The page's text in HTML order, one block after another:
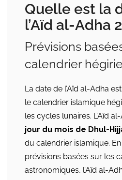
Quelle est la
l’Aïd al-Adha
Prévisions
calendrier
La date de l’Aïd al-Adha
le calendrier islamique
les cycles lunaires. L’Aïd
jour du mois de Dhul-
du calendrier islamique.
prévisions basées sur les
astronomiques, l’Aïd al-